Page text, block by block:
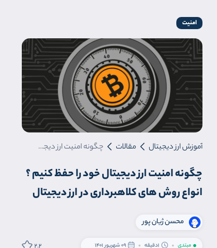
امنیت
آموزش ارز دیجیتال مقالات چگونه امنیت ارز دیجیتال خود را حفظ کنیم ؟ انواع روش های کلاهبرداری در ارز دیجیتال
چگونه امنیت ارز دیجیتال خود را حفظ کنیم ؟
انواع روش های کلاهبرداری در ارز دیجیتال
محسن ژیان پور
مبتدی 1دقیقه 09 شهریور 1401